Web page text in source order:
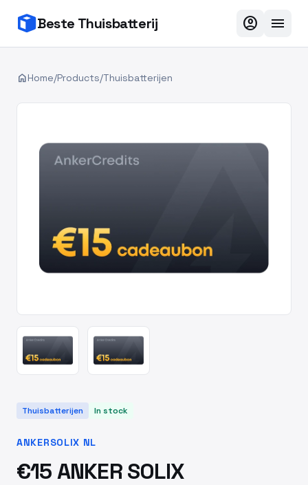
Beste Thuisbatterij account_circle menu
homeHome/Products/Thuisbatterijen
Thuisbatterijen In stock
ANKERSOLIX NL
€15 ANKER SOLIX